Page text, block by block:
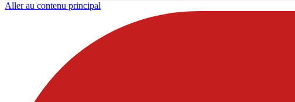
Aller au contenu principal